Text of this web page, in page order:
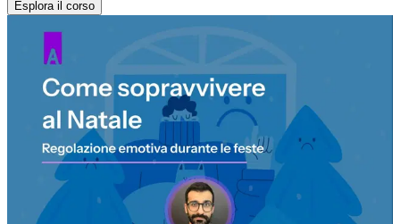
Esplora il corso